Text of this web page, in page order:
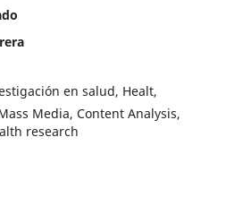
en salud, Healt,
Media, Content Analysis,
research